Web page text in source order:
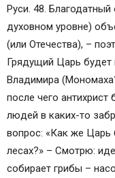
Руси. 48.
духовном уровне)
(или Отечества), –
Грядущий Царь будет
Владимира
после чего антихрист
людей в каких-то
вопрос: «Как же Царь
лесах?» – Смотрю:
собирает грибы –